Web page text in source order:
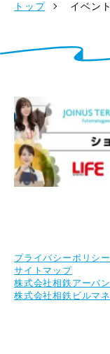
トップ イベン
プライバシーポリシー
サイトマップ
株式会社相鉄アーバ
株式会社相鉄ビルマ